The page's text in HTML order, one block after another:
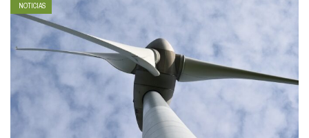
NOTICIAS